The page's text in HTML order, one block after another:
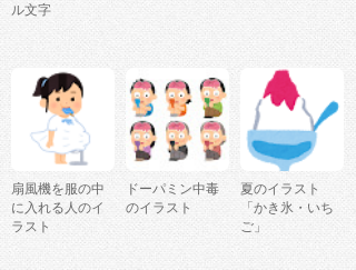
ル文字
扇風機を服の中
に入れる人のイ
ラスト
ドーパミン中毒
のイラスト
夏のイラスト
「かき氷・いち
ご」